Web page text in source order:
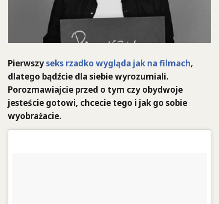
Pierwszyseks rzadko wygląda jak na filmach,
dlatego bądźcie dla siebie wyrozumiali.
Porozmawiajcie przed o tym czy obydwoje
jesteście gotowi, chcecie tego i jak go sobie
wyobrażacie.